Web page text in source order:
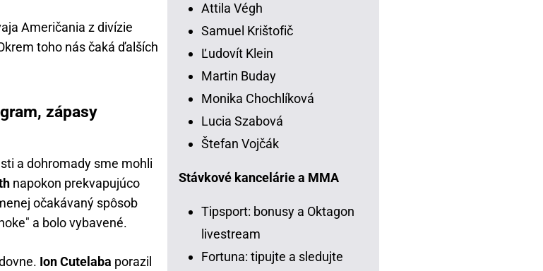
Američania z divízie
toho nás čaká ďalších
zápasy
a dohromady sme mohli
napokon prekvapujúco
očakávaný spôsob
a bolo vybavené.
Ion Cutelaba porazil
Attila Végh
Samuel Krištofič
Ľudovít Klein
Martin Buday
Monika Chochlíková
Lucia Szabová
Štefan Vojčák
Stávkové kancelárie a MMA
Tipsport: bonusy a Oktagon
livestream
Fortuna: tipujte a sledujte